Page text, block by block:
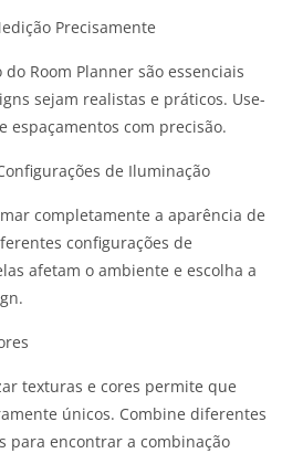
Precisamente
Room Planner são essenciais
sejam realistas e práticos. Use-
espaçamentos com precisão.
de Iluminação
completamente a aparência de
configurações de
afetam o ambiente e escolha a
texturas e cores permite que
únicos. Combine diferentes
para encontrar a combinação